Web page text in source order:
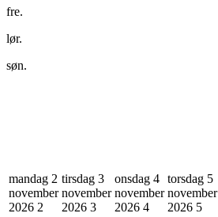
fre.
lør.
søn.
mandag 2
november
2026 2
tirsdag 3
november
2026 3
onsdag 4
november
2026 4
torsdag 5
november
2026 5